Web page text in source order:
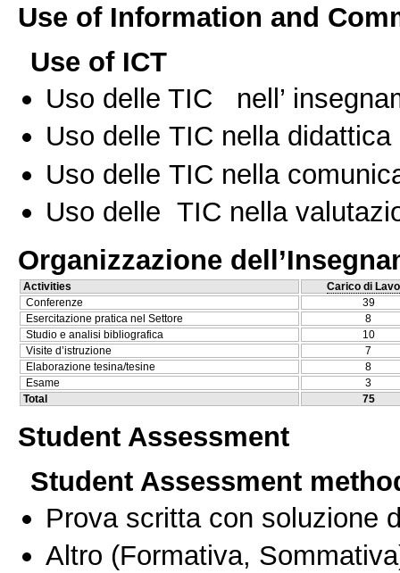
Use of Information and
Use of ICT
Uso delle TIC nell’
Uso delle TIC nella
Uso delle TIC nella
Uso delle TIC nella
Organizzazione
Activities
Carico di
Conferenze
39
Esercitazione pratica nel Settore
8
Studio e analisi bibliografica
10
Visite d’istruzione
7
Elaborazione tesina/tesine
8
Esame
3
Total
75
Student Assessment
Student Assessment
Prova scritta con soluzione
Altro (Formativa,